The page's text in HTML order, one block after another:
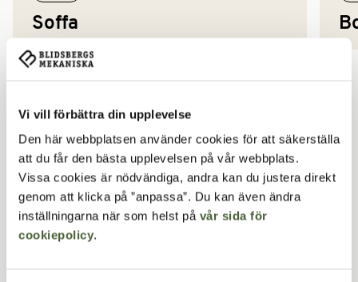
Vi vill förbättra din upplevelse
Den här webbplatsen använder cookies för att säkerställa
att du får den bästa upplevelsen på vår webbplats.
Vissa cookies är nödvändiga, andra kan du justera direkt
genom att klicka på ”anpassa”. Du kan även ändra
inställningarna när som helst på vår sida för
cookiepolicy.
Soffa
Använd formuläret eller ring eller maila till
0321-316 60
info@blidsbergs.se